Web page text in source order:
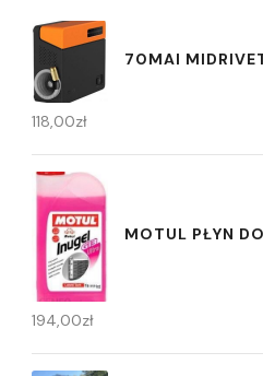
70MAI
118,00zł
MOTUL PŁYN
194,00zł